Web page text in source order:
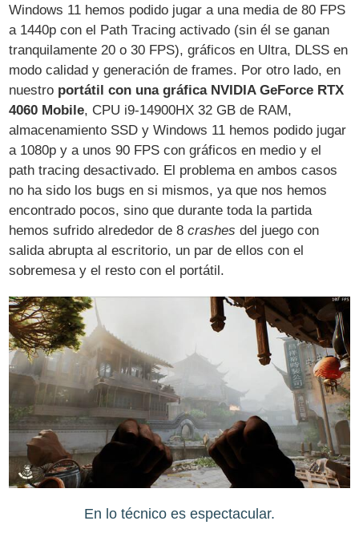
Windows 11 hemos podido jugar a una media de 80 FPS
a 1440p con el Path Tracing activado (sin él se ganan
tranquilamente 20 o 30 FPS), gráficos en Ultra, DLSS en
modo calidad y generación de frames. Por otro lado, en
nuestro portátil con una gráfica NVIDIA GeForce RTX
4060 Mobile, CPU i9-14900HX 32 GB de RAM,
almacenamiento SSD y Windows 11 hemos podido jugar
a 1080p y a unos 90 FPS con gráficos en medio y el
path tracing desactivado. El problema en ambos casos
no ha sido los bugs en si mismos, ya que nos hemos
encontrado pocos, sino que durante toda la partida
hemos sufrido alrededor de 8crashes del juego con
salida abrupta al escritorio, un par de ellos con el
sobremesa y el resto con el portátil.
En lo técnico es espectacular.